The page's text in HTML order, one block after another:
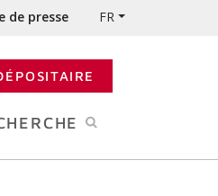
de presse FR